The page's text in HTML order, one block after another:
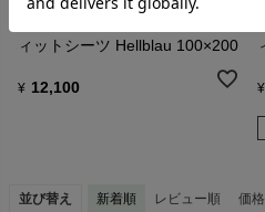
ィットシーツ Hellblau 100×200
¥ 12,100 ¥
並び替え 新着順 レビュー順 価